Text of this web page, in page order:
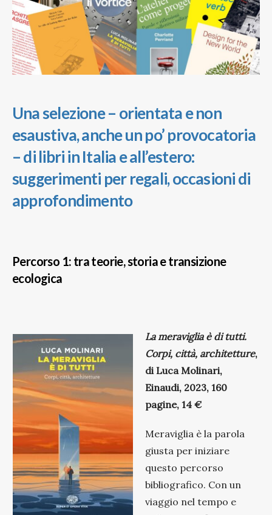
Una selezione – orientata e non
esaustiva, anche un po’ provocatoria
– di libri in Italia e all’estero:
suggerimenti per regali, occasioni di
approfondimento
Percorso 1: tra teorie, storia e transizione
ecologica
La meraviglia è di tutti.
Corpi, città, architetture,
di Luca Molinari,
Einaudi, 2023, 160
pagine, 14 €
Meraviglia è la parola
giusta per iniziare
questo percorso
bibliografico. Con un
viaggio nel tempo e